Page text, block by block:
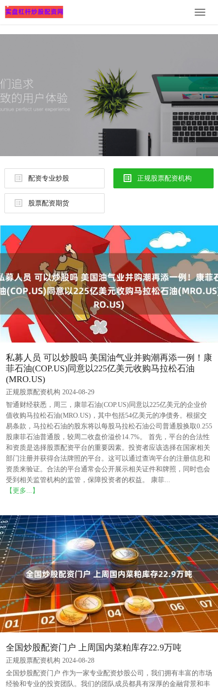
Toggle
配资专业炒股 正规股票配资机构
股票配资期货
私募人员 可以炒股吗 美国油气业并购潮再添一例！康
菲石油(COP.US)同意以225亿美元收购马拉松石油
(MRO.US)
正规股票配资机构 2024-08-29
智通财经获悉，周三，康菲石油(COP.US)同意以225亿美元的企业价
值收购马拉松石油(MRO.US)，其中包括54亿美元的净债务。根据交
易条款，马拉松石油的股东将以每股马拉松石油公司普通股换取0.255
股康菲石油普通股，较周二收盘价溢价14.7%。 首先，平台的合法性
和资质是选择股票配资平台的重要因素。投资者应该选择在国家相关
部门注册并获得合法牌照的平台。这可以通过查询平台的注册信息和
资质来验证。合法的平台通常会公开展示相关证件和牌照，同时也会
受到相关监管机构的监管，保障投资者的权益。 康菲...
【更多...】
全国炒股配资门户 上周国内菜粕库存22.9万吨
正规股票配资机构 2024-08-28
全国炒股配资门户 作为一家专业配资炒股公司，我们拥有丰富的市场
经验和专业的投资团队。我们的团队成员都具有深厚的金融背景和丰